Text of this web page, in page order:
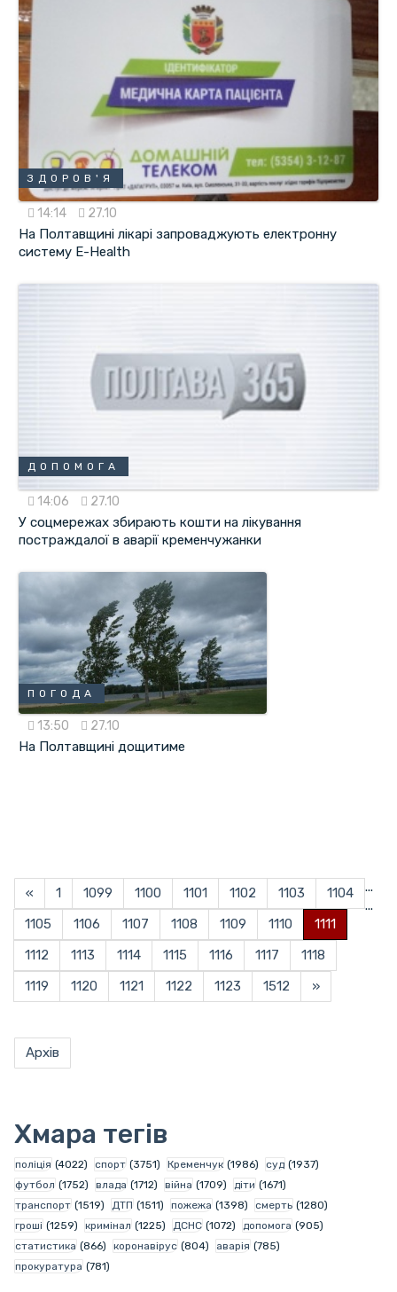
ЗДОРОВ'Я
14:14 27.10
На Полтавщині лікарі запроваджують електронну
систему E-Health
ДОПОМОГА
14:06 27.10
У соцмережах збирають кошти на лікування
постраждалої в аварії кременчужанки
ПОГОДА
13:50 27.10
На Полтавщині дощитиме
« 1 ...
1099 1100 1101 1102 1103
1104
1105
1106 1107 1108 1109 1110
1111
1112
1113 1114 1115 1116 1117
1118
1119
1120 1121 1122 1123
...
1512 »
Архів
Хмара тегів
поліція (4022) спорт (3751) Кременчук (1986) суд (1937)
футбол (1752) влада (1712) війна (1709) діти (1671)
транспорт (1519) ДТП (1511) пожежа (1398) смерть (1280)
гроші (1259) кримінал (1225) ДСНС (1072) допомога (905)
статистика (866) коронавірус (804) аварія (785)
прокуратура (781)